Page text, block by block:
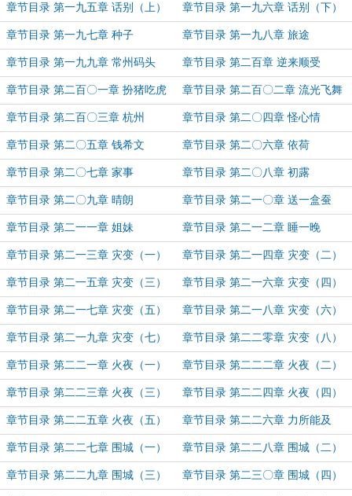
（上） （下）
章节目录 第一九五章 话别（上） 章节目录 第一九六章 话别（下）
章节目录 第一九七章 种子 章节目录 第一九八章 旅途
章节目录 第一九九章 常州码头 章节目录 第二百章 逆来顺受
章节目录 第二百〇一章 扮猪吃虎 章节目录 第二百〇二章 流光飞舞
章节目录 第二百〇三章 杭州 章节目录 第二〇四章 怪心情
章节目录 第二〇五章 钱希文 章节目录 第二〇六章 依荷
章节目录 第二〇七章 家事 章节目录 第二〇八章 初露
章节目录 第二〇九章 晴朗 章节目录 第二一〇章 送一盒蚕
章节目录 第二一一章 姐妹 章节目录 第二一二章 睡一晚
章节目录 第二一三章 灾变（一） 章节目录 第二一四章 灾变（二）
章节目录 第二一五章 灾变（三） 章节目录 第二一六章 灾变（四）
章节目录 第二一七章 灾变（五） 章节目录 第二一八章 灾变（六）
章节目录 第二一九章 灾变（七） 章节目录 第二二零章 灾变（八）
章节目录 第二二一章 火夜（一） 章节目录 第二二二章 火夜（二）
章节目录 第二二三章 火夜（三） 章节目录 第二二四章 火夜（四）
章节目录 第二二五章 火夜（五） 章节目录 第二二六章 力所能及
章节目录 第二二七章 围城（一） 章节目录 第二二八章 围城（二）
章节目录 第二二九章 围城（三） 章节目录 第二三〇章 围城（四）